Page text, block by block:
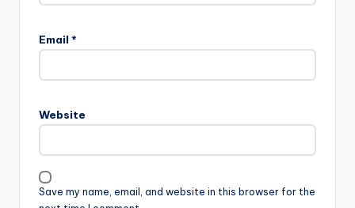
Email *
Website
Save my name, email, and website in this browser for the